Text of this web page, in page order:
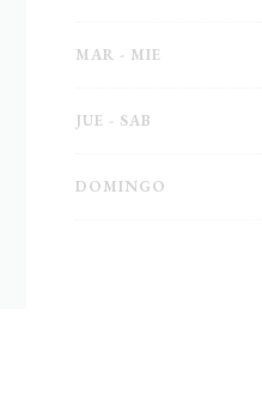
MAR - MIE
JUE - SAB
DOMINGO